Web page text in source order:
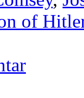
of